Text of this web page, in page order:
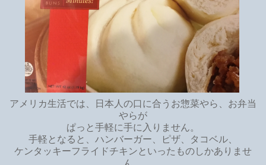
アメリカ生活では、日本人の口に合うお惣菜やら、お弁当
やらが
ぱっと手軽に手に入りません。
手軽となると、ハンバーガー、ピザ、タコベル、
ケンタッキーフライドチキンといったものしかありませ
ん。